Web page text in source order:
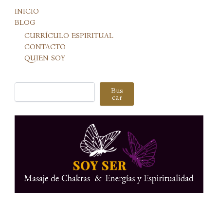
INICIO
BLOG
CURRÍCULO ESPIRITUAL
CONTACTO
QUIEN SOY
Buscar Bus
car